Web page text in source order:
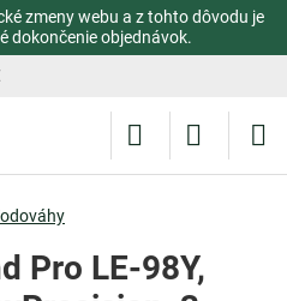
zmeny webu a z tohto dôvodu je
dokončenie objednávok.
Pro LE-98Y,